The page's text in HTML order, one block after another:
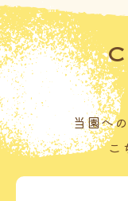
当園へ
こ